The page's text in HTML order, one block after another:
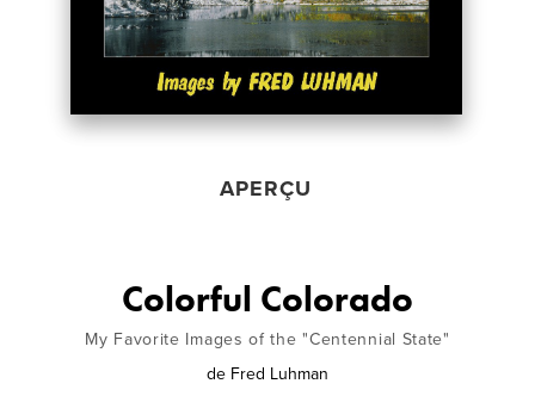
APERÇU
Colorful Colorado
My Favorite Images of the "Centennial State"
de Fred Luhman